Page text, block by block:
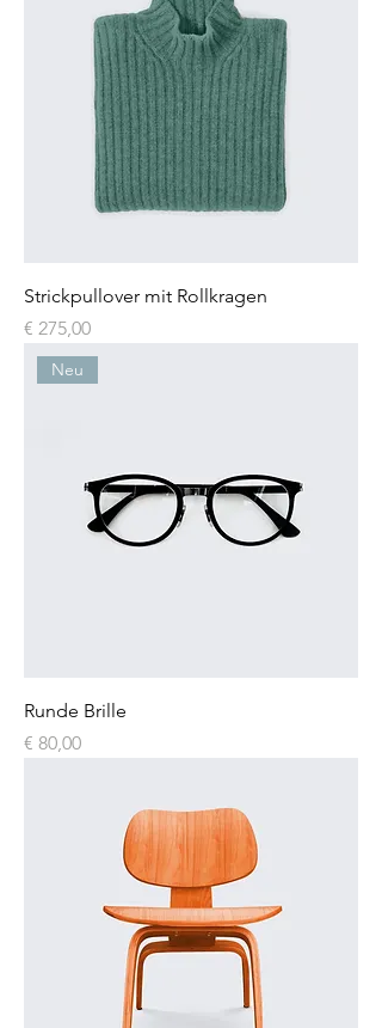
Strickpullover mit Rollkragen
Preis
€ 275,00
Neu
Runde Brille
Preis
€ 80,00